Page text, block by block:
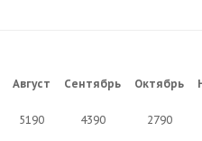
Август Сентябрь Октябрь
5190 4390 2790